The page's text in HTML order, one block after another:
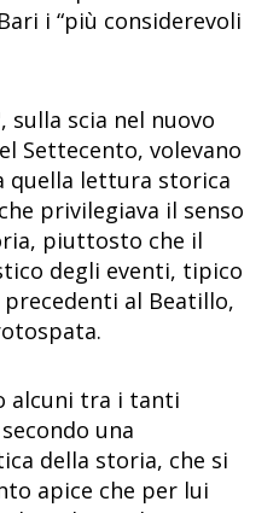
i “più considerevoli
sulla scia nel nuovo
Settecento, volevano
quella lettura storica
privilegiava il senso
piuttosto che il
degli eventi, tipico
al Beatillo,
alcuni tra i tanti
una
della storia, che si
apice che per lui